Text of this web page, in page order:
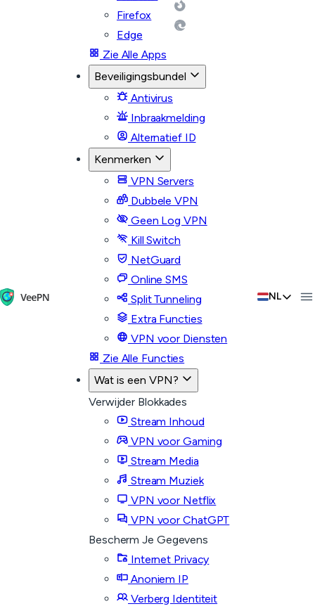
Firefox
Edge
Zie Alle Apps
Beveiligingsbundel
Antivirus
Inbraakmelding
Alternatief ID
Kenmerken
VPN Servers
Dubbele VPN
Geen Log VPN
Kill Switch
NetGuard
Online SMS
Split Tunneling
Extra Functies
VPN voor Diensten
Zie Alle Functies
Wat is een VPN?
Verwijder Blokkades
Stream Inhoud
VPN voor Gaming
Stream Media
Stream Muziek
VPN voor Netflix
VPN voor ChatGPT
Bescherm Je Gegevens
Internet Privacy
Anoniem IP
Verberg Identiteit
NL